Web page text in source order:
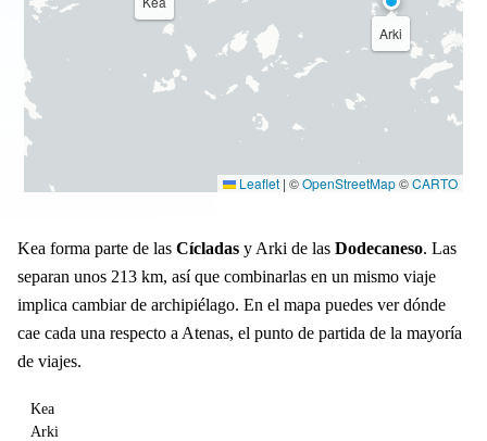
Arki
Leaflet | ©OpenStreetMap©CARTO
Kea forma parte de las Cícladas y Arki de las Dodecaneso. Las
separan unos 213 km, así que combinarlas en un mismo viaje
implica cambiar de archipiélago. En el mapa puedes ver dónde
cae cada una respecto a Atenas, el punto de partida de la mayoría
de viajes.
Kea
Arki